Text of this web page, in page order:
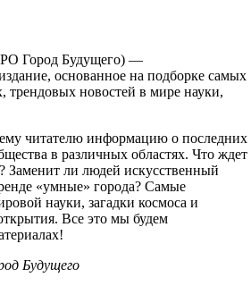
Город Будущего) —
основанное на подборке самых
трендовых новостей в мире науки,
читателю информацию о последних
в различных областях. Что ждет
Заменит ли людей искусственный
«умные» города? Самые
науки, загадки космоса и
Все это мы будем
Будущего